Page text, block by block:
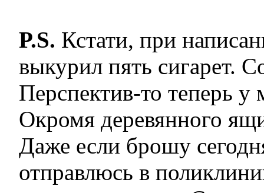
P.S. Кстати, при
выкурил пять сигарет.
Перспектив-то теперь у
Окромя деревянного
Даже если брошу
отправлюсь в